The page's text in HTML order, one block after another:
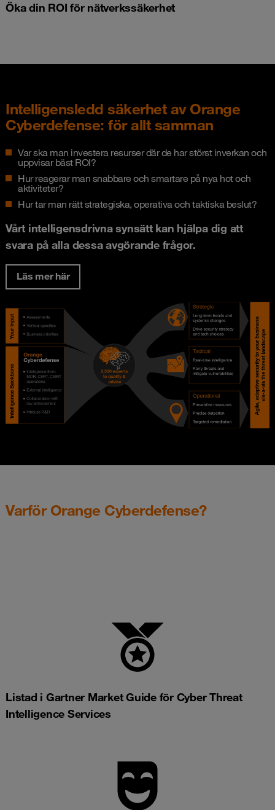
Öka din ROI för nätverkssäkerhet
Intelligensledd säkerhet av Orange
Cyberdefense: för allt samman
Var ska man investera resurser där de har störst inverkan och
uppvisar bäst ROI?
Hur reagerar man snabbare och smartare på nya hot och
aktiviteter?
Hur tar man rätt strategiska, operativa och taktiska beslut?
Vårt intelligensdrivna synsätt kan hjälpa dig att
svara på alla dessa avgörande frågor.
Läs mer här
Varför Orange Cyberdefense?
Listad i Gartner Market Guide för Cyber Threat
Intelligence Services